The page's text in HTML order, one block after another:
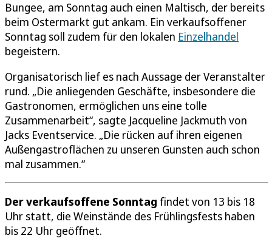
Bungee, am Sonntag auch einen Maltisch, der bereits
beim Ostermarkt gut ankam. Ein verkaufsoffener
Sonntag soll zudem für den lokalen Einzelhandel
begeistern.
Organisatorisch lief es nach Aussage der Veranstalter
rund. „Die anliegenden Geschäfte, insbesondere die
Gastronomen, ermöglichen uns eine tolle
Zusammenarbeit“, sagte Jacqueline Jackmuth von
Jacks Eventservice. „Die rücken auf ihren eigenen
Außengastroflächen zu unseren Gunsten auch schon
mal zusammen.“
Der verkaufsoffene Sonntag findet von 13 bis 18
Uhr statt, die Weinstände des Frühlingsfests haben
bis 22 Uhr geöffnet.